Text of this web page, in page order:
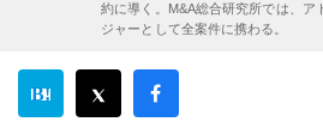
約に導く。M&A総合研究所では、ア
ジャーとして全案件に携わる。